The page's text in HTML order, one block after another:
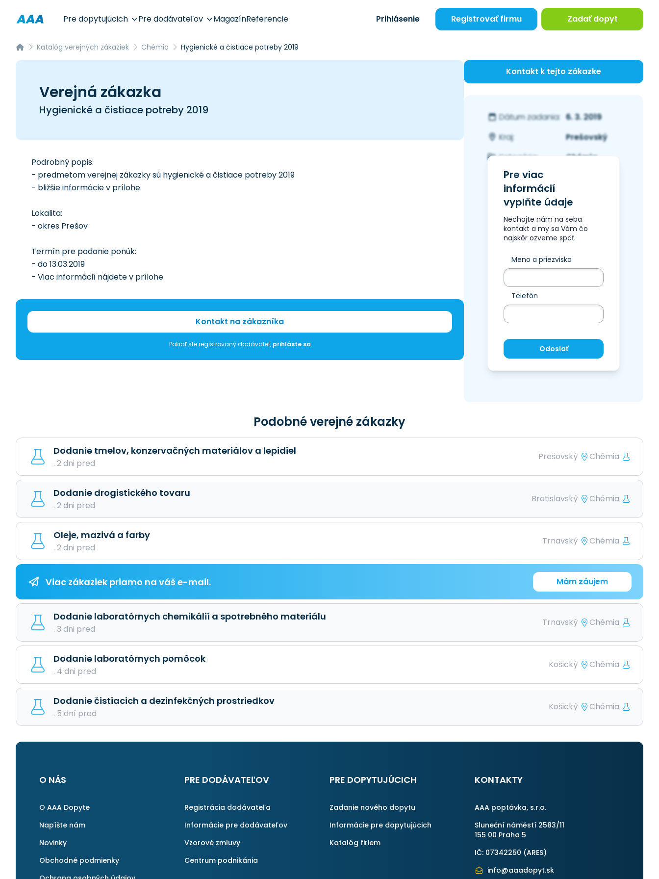
Pre dopytujúcich Pre dodávateľov MagazínReferencie Prihlásenie Registrovať firmu Zadať dopyt
Katalóg verejných zákaziek Chémia Hygienické a čistiace potreby 2019
Verejná zákazka
Hygienické a čistiace potreby 2019
Podrobný popis:
- predmetom verejnej zákazky sú hygienické a čistiace potreby 2019
- bližšie informácie v prílohe
Lokalita:
- okres Prešov
Termín pre podanie ponúk:
- do 13.03.2019
- Viac informácií nájdete v prílohe
Kontakt na zákazníka
Pokiaľ ste registrovaný dodávateľ, prihláste sa
Kontakt k tejto zákazke
Dátum zadania: 6. 3. 2019
Kraj:
Prešovský
Kategória:
Chémia
Pre viac
informácií
vyplňte údaje
Nechajte nám na seba
kontakt a my sa Vám čo
najskôr ozveme späť.
Meno a priezvisko
Telefón
Odoslať
Podobné verejné zákazky
Dodanie tmelov, konzervačných materiálov a lepidiel
. 2 dni pred
Prešovský Chémia
Dodanie drogistického tovaru
. 2 dni pred
Bratislavský Chémia
Oleje, mazivá a farby
. 2 dni pred
Trnavský Chémia
Viac zákaziek priamo na váš e-mail. Mám záujem
Dodanie laboratórnych chemikálií a spotrebného materiálu
. 3 dni pred
Trnavský Chémia
Dodanie laboratórnych pomôcok
. 4 dni pred
Košický Chémia
Dodanie čistiacich a dezinfekčných prostriedkov
. 5 dní pred
Košický Chémia
O NÁS
O AAA Dopyte
Napíšte nám
Novinky
Obchodné podmienky
PRE DODÁVATEĽOV
Registrácia dodávateľa
Informácie pre dodávateľov
Vzorové zmluvy
Centrum podnikánia
PRE DOPYTUJÚCICH
Zadanie nového dopytu
Informácie pre dopytujúcich
Katalóg firiem
KONTAKTY
AAA poptávka, s.r.o.
Sluneční náměstí 2583/11
155 00 Praha 5
IČ: 07342250 (ARES)
info@aaadopyt.sk